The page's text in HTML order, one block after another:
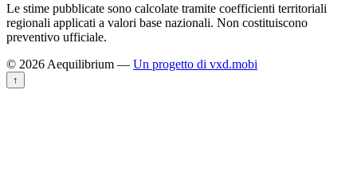
Le stime pubblicate sono calcolate tramite coefficienti territoriali
regionali applicati a valori base nazionali. Non costituiscono
preventivo ufficiale.
© 2026 Aequilibrium — Un progetto di vxd.mobi
↑